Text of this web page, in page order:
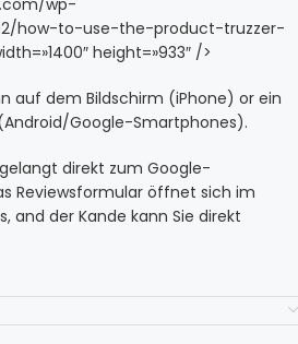
wp-
how-to-use-the-product-truzzer-
height=»933″ />
auf dem Bildschirm (iPhone) or ein
Google-Smartphones).
direkt zum Google-
Reviewsformular öffnet sich im
and der Kande kann Sie direkt